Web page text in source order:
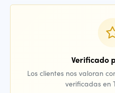
Verificado
Los clientes nos valoran
verificadas en